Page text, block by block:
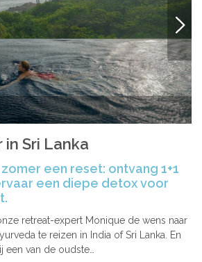
Sri Lanka
een reset: ontvang 1+1
een diepe detox voor
retreat-expert Monique de wens naar
te reizen in India of Sri Lanka. En
van de oudste…